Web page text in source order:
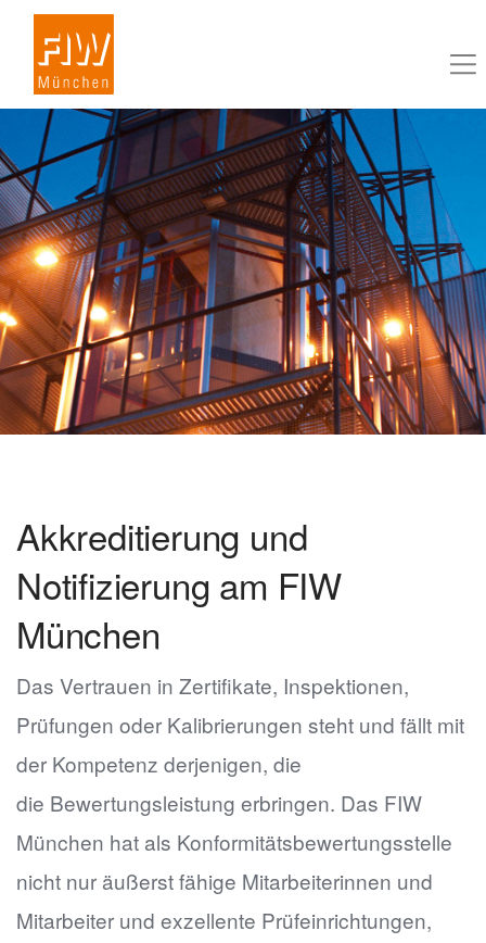
Akkreditierung und
Notifizierung am FIW
München
Das Vertrauen in Zertifikate, Inspektionen,
Prüfungen oder Kalibrierungen steht und fällt mit
der Kompetenz derjenigen, die
die Bewertungsleistung erbringen. Das FIW
München hat als Konformitätsbewertungsstelle
nicht nur äußerst fähige Mitarbeiterinnen und
Mitarbeiter und exzellente Prüfeinrichtungen,